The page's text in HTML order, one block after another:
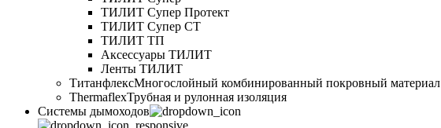
ТИЛИТ Супер Протект
ТИЛИТ Супер СТ
ТИЛИТ ТП
Аксессуары ТИЛИТ
Ленты ТИЛИТ
ТитанфлексМногослойный комбинированный покровный материал
ThermaflexТрубная и рулонная изоляция
Cистемы дымоходов